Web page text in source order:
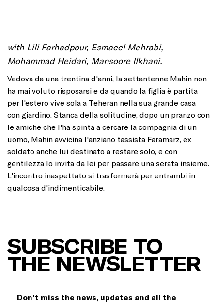
with Lili Farhadpour, Esmaeel Mehrabi,
Mohammad Heidari, Mansoore Ilkhani.
Vedova da una trentina d'anni, la settantenne Mahin non
ha mai voluto risposarsi e da quando la figlia è partita
per l'estero vive sola a Teheran nella sua grande casa
con giardino. Stanca della solitudine, dopo un pranzo con
le amiche che l'ha spinta a cercare la compagnia di un
uomo, Mahin avvicina l'anziano tassista Faramarz, ex
soldato anche lui destinato a restare solo, e con
gentilezza lo invita da lei per passare una serata insieme.
L'incontro inaspettato si trasformerà per entrambi in
qualcosa d'indimenticabile.
SUBSCRIBE TO
THE NEWSLETTER
Don't miss the news, updates and all the